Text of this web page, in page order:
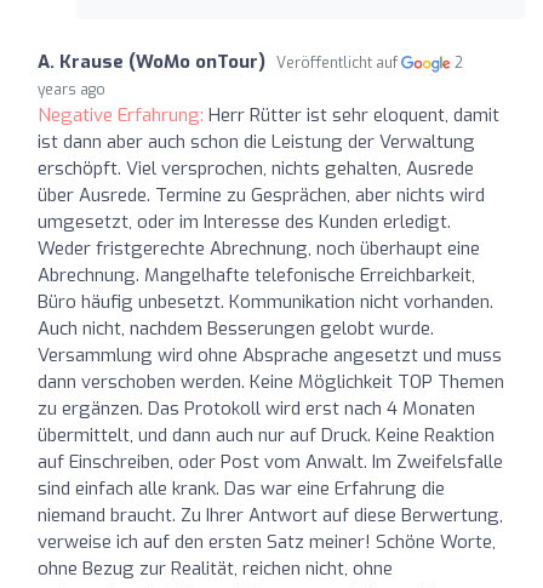
A. Krause (WoMo onTour) Veröffentlicht auf
2
years ago
Negative Erfahrung: Herr Rütter ist sehr eloquent, damit
ist dann aber auch schon die Leistung der Verwaltung
erschöpft. Viel versprochen, nichts gehalten, Ausrede
über Ausrede. Termine zu Gesprächen, aber nichts wird
umgesetzt, oder im Interesse des Kunden erledigt.
Weder fristgerechte Abrechnung, noch überhaupt eine
Abrechnung. Mangelhafte telefonische Erreichbarkeit,
Büro häufig unbesetzt. Kommunikation nicht vorhanden.
Auch nicht, nachdem Besserungen gelobt wurde.
Versammlung wird ohne Absprache angesetzt und muss
dann verschoben werden. Keine Möglichkeit TOP Themen
zu ergänzen. Das Protokoll wird erst nach 4 Monaten
übermittelt, und dann auch nur auf Druck. Keine Reaktion
auf Einschreiben, oder Post vom Anwalt. Im Zweifelsfalle
sind einfach alle krank. Das war eine Erfahrung die
niemand braucht. Zu Ihrer Antwort auf diese Berwertung,
verweise ich auf den ersten Satz meiner! Schöne Worte,
ohne Bezug zur Realität, reichen nicht, ohne